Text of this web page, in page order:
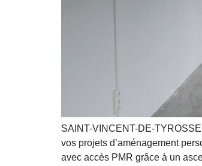
SAINT-VINCENT-DE-
vos projets d’aménagement
avec accès PMR grâce à un